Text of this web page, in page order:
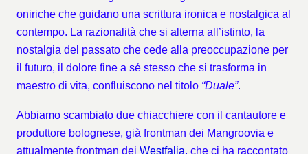
oniriche che guidano una scrittura ironica e nostalgica al
contempo. La razionalità che si alterna all’istinto, la
nostalgia del passato che cede alla preoccupazione per
il futuro, il dolore fine a sé stesso che si trasforma in
maestro di vita, confluiscono nel titolo “Duale”.
Abbiamo scambiato due chiacchiere con il cantautore e
produttore bolognese, già frontman dei Mangroovia e
attualmente frontman dei Westfalia , che ci ha raccontato